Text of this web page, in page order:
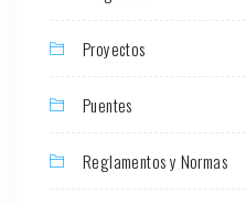
Proyectos
Puentes
Reglamentos y Normas